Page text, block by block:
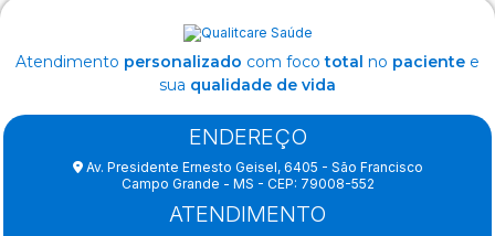
Atendimento personalizado com focototal no paciente e
sua qualidade de vida
ENDEREÇO
Av. Presidente Ernesto Geisel, 6405 - São Francisco
Campo Grande - MS - CEP: 79008-552
ATENDIMENTO